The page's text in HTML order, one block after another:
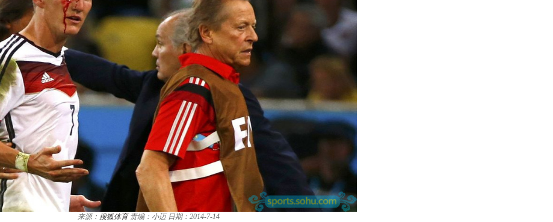
来源： 搜狐体育 责编：小迈 日期：2014-7-14